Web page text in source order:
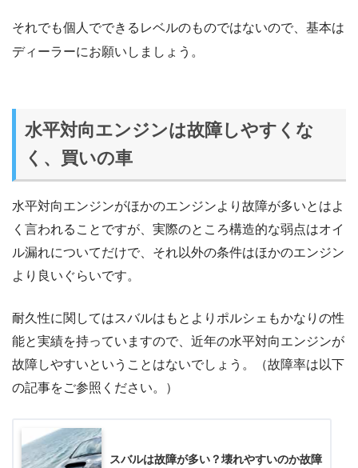
それでも個人でできるレベルのものではないので、基本は
ディーラーにお願いしましょう。
水平対向エンジンは故障しやすくな
く、買いの車
水平対向エンジンがほかのエンジンより故障が多いとはよ
く言われることですが、実際のところ構造的な弱点はオイ
ル漏れについてだけで、それ以外の条件はほかのエンジン
より良いぐらいです。
耐久性に関してはスバルはもとよりポルシェもかなりの性
能と実績を持っていますので、近年の水平対向エンジンが
故障しやすいということはないでしょう。（故障率は以下
の記事をご参照ください。）
スバルは故障が多い？壊れやすいのか故障